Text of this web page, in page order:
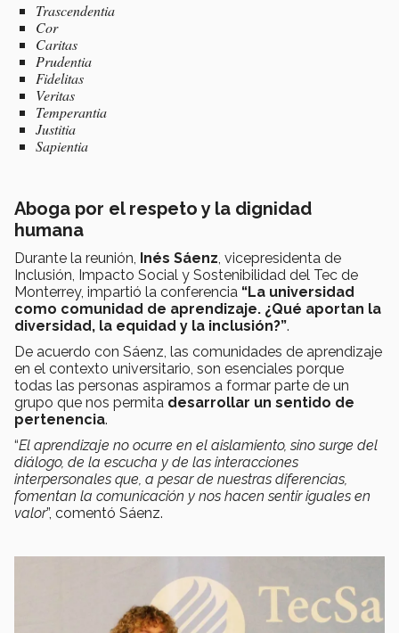
Trascendentia
Cor
Caritas
Prudentia
Fidelitas
Veritas
Temperantia
Justitia
Sapientia
Aboga por el respeto y la dignidad
humana
Durante la reunión, Inés Sáenz, vicepresidenta de
Inclusión, Impacto Social y Sostenibilidad del Tec de
Monterrey, impartió la conferencia “La universidad
como comunidad de aprendizaje. ¿Qué aportan la
diversidad, la equidad y la inclusión?”.
De acuerdo con Sáenz, las comunidades de aprendizaje
en el contexto universitario, son esenciales porque
todas las personas aspiramos a formar parte de un
grupo que nos permita desarrollar un sentido de
pertenencia.
“El aprendizaje no ocurre en el aislamiento, sino surge del
diálogo, de la escucha y de las interacciones
interpersonales que, a pesar de nuestras diferencias,
fomentan la comunicación y nos hacen sentir iguales en
valor”, comentó Sáenz.